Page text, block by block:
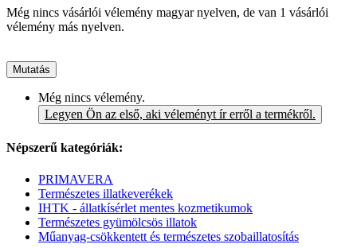
Még nincs vásárlói vélemény magyar nyelven, de van 1 vásárlói
vélemény más nyelven.
Mutatás
Még nincs vélemény.
Legyen Ön az első, aki véleményt ír erről a termékről.
Népszerű kategóriák:
PRIMAVERA
Természetes illatkeverékek
IHTK - állatkísérlet mentes kozmetikumok
Természetes gyümölcsös illatok
Műanyag-csökkentett és természetes szobaillatosítás